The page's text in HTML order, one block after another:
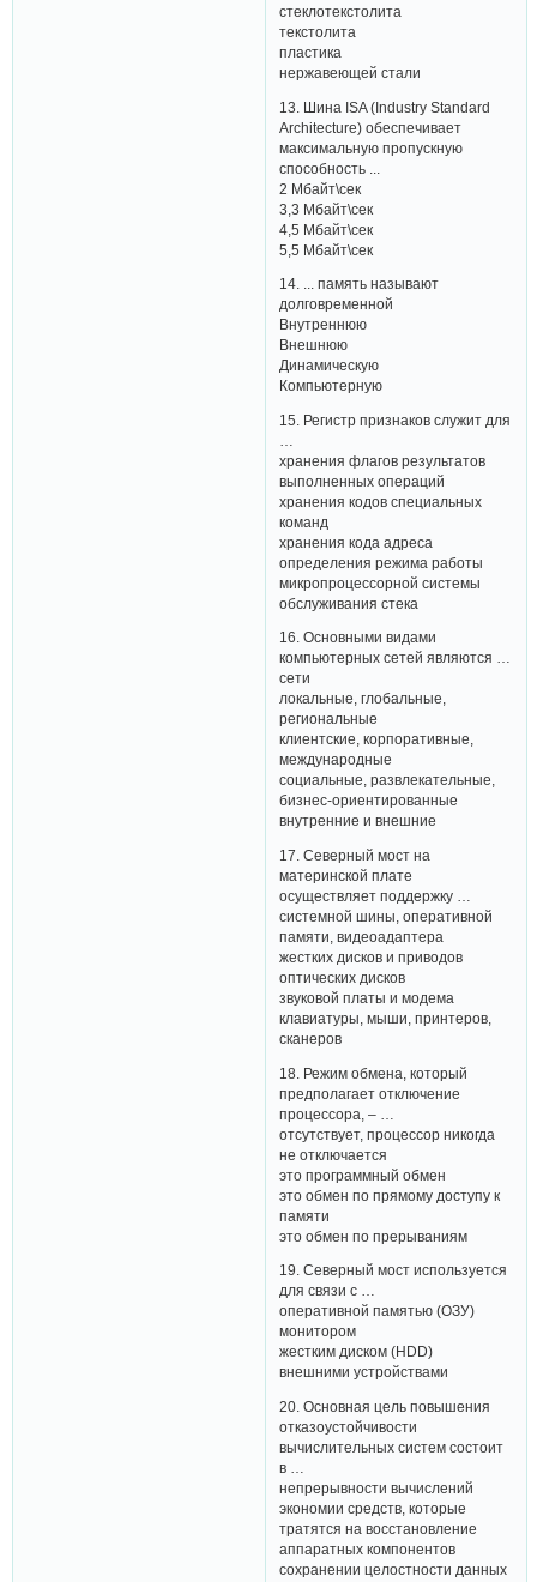
стеклотекстолита
текстолита
пластика
нержавеющей стали
13. Шина ISA (Industry Standard
Architecture) обеспечивает
максимальную пропускную
способность ...
2 Мбайт\сек
3,3 Мбайт\сек
4,5 Мбайт\сек
5,5 Мбайт\сек
14. ... память называют
долговременной
Внутреннюю
Внешнюю
Динамическую
Компьютерную
15. Регистр признаков служит для
хранения флагов результатов
выполненных операций
хранения кодов специальных
команд
хранения кода адреса
определения режима работы
микропроцессорной системы
обслуживания стека
16. Основными видами
компьютерных сетей являются …
сети
локальные, глобальные,
региональные
клиентские, корпоративные,
международные
социальные, развлекательные,
бизнес-ориентированные
внутренние и внешние
17. Северный мост на
материнской плате
осуществляет поддержку …
системной шины, оперативной
памяти, видеоадаптера
жестких дисков и приводов
оптических дисков
звуковой платы и модема
клавиатуры, мыши, принтеров,
сканеров
18. Режим обмена, который
предполагает отключение
процессора, – …
отсутствует, процессор никогда
не отключается
это программный обмен
это обмен по прямому доступу к
памяти
это обмен по прерываниям
19. Северный мост используется
для связи с …
оперативной памятью (ОЗУ)
монитором
жестким диском (HDD)
внешними устройствами
20. Основная цель повышения
отказоустойчивости
вычислительных систем состоит
в …
непрерывности вычислений
экономии средств, которые
тратятся на восстановление
аппаратных компонентов
сохранении целостности данных